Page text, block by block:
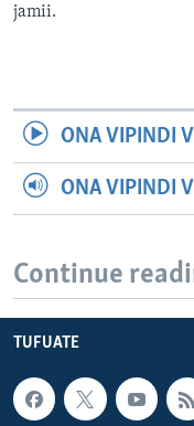
jamii.
ONA VIPINDI
ONA VIPINDI
Continue
TUFUATE